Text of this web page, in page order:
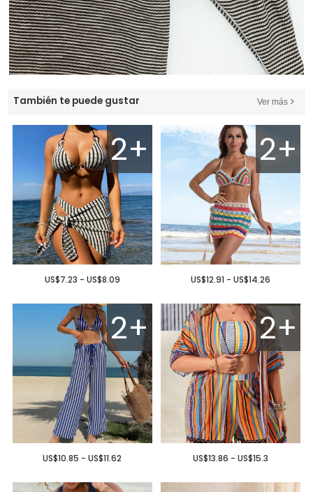
También te puede gustar Ver más
2+
US$7.23 - US$8.09
2+
US$12.91 - US$14.26
2+
US$10.85 - US$11.62
2+
US$13.86 - US$15.3